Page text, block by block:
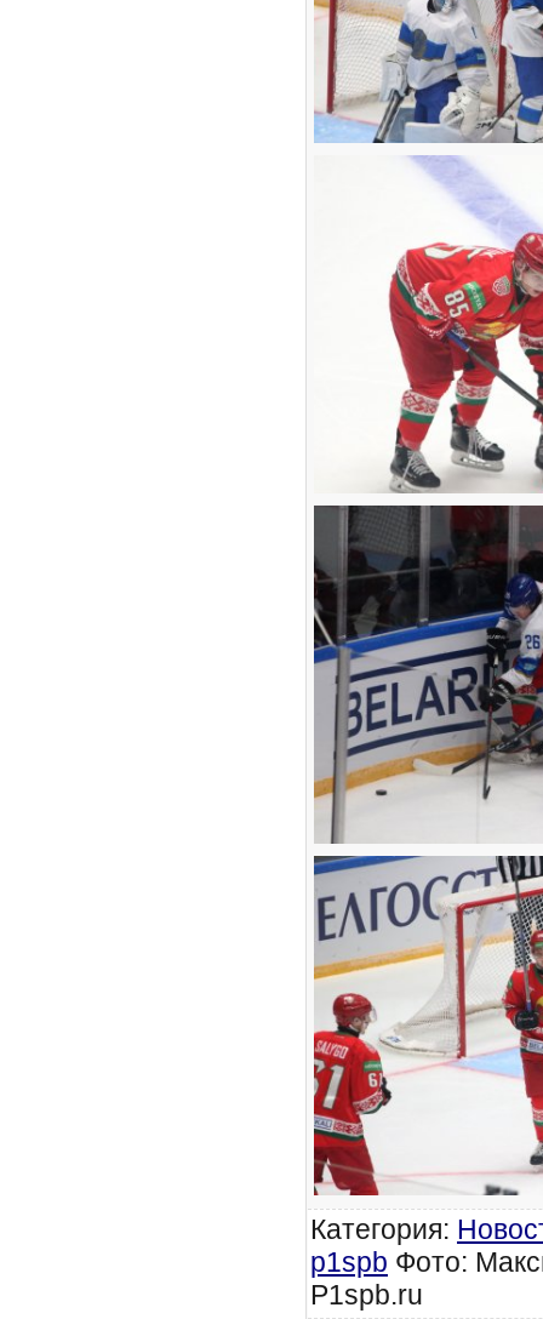
Категория:
p1spb Фото:
P1spb.ru